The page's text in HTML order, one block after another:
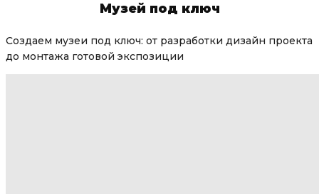
Музей под ключ
Создаем музеи под ключ: от разработки дизайн проекта
до монтажа готовой экспозиции